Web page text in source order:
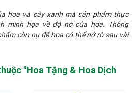
hoa và cây xanh mà sản phẩm thực
minh họa về độ nở của hoa. Thông
còn nụ để hoa có thể nở rộ sau vài
"Hoa Tặng & Hoa Dịch